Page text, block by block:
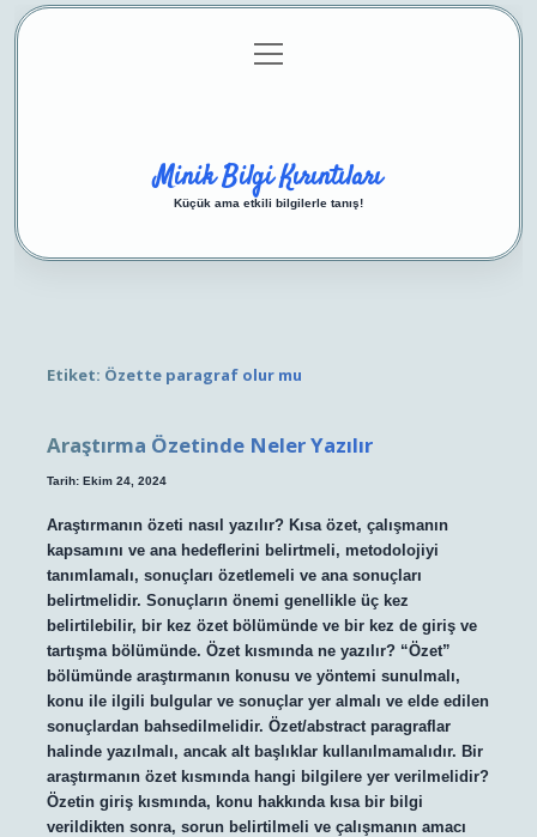
Gizlilik Politikası
menüyü
aç
Minik Bilgi Kırıntıları
Küçük ama etkili bilgilerle tanış!
Etiket: Özette paragraf olur mu
Araştırma Özetinde Neler Yazılır
Tarih: Ekim 24, 2024
Araştırmanın özeti nasıl yazılır? Kısa özet, çalışmanın
kapsamını ve ana hedeflerini belirtmeli, metodolojiyi
tanımlamalı, sonuçları özetlemeli ve ana sonuçları
belirtmelidir. Sonuçların önemi genellikle üç kez
belirtilebilir, bir kez özet bölümünde ve bir kez de giriş ve
tartışma bölümünde. Özet kısmında ne yazılır? “Özet”
bölümünde araştırmanın konusu ve yöntemi sunulmalı,
konu ile ilgili bulgular ve sonuçlar yer almalı ve elde edilen
sonuçlardan bahsedilmelidir. Özet/abstract paragraflar
halinde yazılmalı, ancak alt başlıklar kullanılmamalıdır. Bir
araştırmanın özet kısmında hangi bilgilere yer verilmelidir?
Özetin giriş kısmında, konu hakkında kısa bir bilgi
verildikten sonra, sorun belirtilmeli ve çalışmanın amacı